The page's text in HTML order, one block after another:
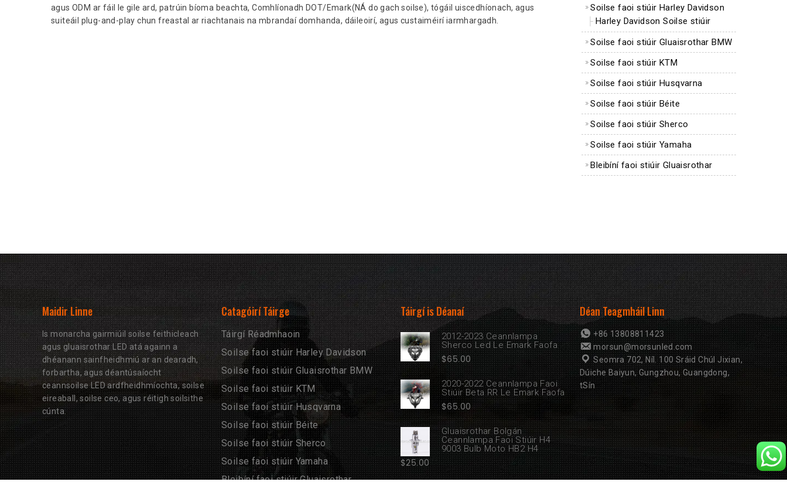
agus ODM ar fáil le gile ard, patrúin bíoma beachta, Comhlíonadh DOT/Emark(NÁ do gach soilse), tógáil uiscedhíonach, agus
suiteáil plug-and-play chun freastal ar riachtanais na mbrandaí domhanda, dáileoirí, agus custaiméirí iarmhargadh.
Soilse faoi stiúir Harley Davidson
Harley Davidson Soilse stiúir
Soilse faoi stiúir Gluaisrothar BMW
Soilse faoi stiúir KTM
Soilse faoi stiúir Husqvarna
Soilse faoi stiúir Béite
Soilse faoi stiúir Sherco
Soilse faoi stiúir Yamaha
Bleibíní faoi stiúir Gluaisrothar
Maidir Linne
Is monarcha gairmiúil soilse feithicleach
agus gluaisrothar LED atá againn a
dhéanann sainfheidhmiú ar an dearadh,
forbartha, agus déantúsaíocht
ceannsoilse LED ardfheidhmíochta, soilse
eireaball, soilse ceo, agus réitigh soilsithe
cúnta.
Catagóirí Táirge
Táirgí Réadmhaoin
Soilse faoi stiúir Harley Davidson
Soilse faoi stiúir Gluaisrothar BMW
Soilse faoi stiúir KTM
Soilse faoi stiúir Husqvarna
Soilse faoi stiúir Béite
Soilse faoi stiúir Sherco
Soilse faoi stiúir Yamaha
Bleibíní faoi stiúir Gluaisrothar
Táirgí is Déanaí
2012-2023 Ceannlampa
Sherco Led Le Emark Faofa
$65.00
2020-2022 Ceannlampa Faoi
Stiúir Beta RR Le Emark Faofa
$65.00
Gluaisrothar Bolgán
Ceannlampa Faoi Stiúir H4
9003 Bulb Moto HB2 H4
$25.00
Déan Teagmháil Linn
+86 13808811423
morsun@morsunled.com
Seomra 702, Níl. 100 Sráid Chúl Jixian,
Dúiche Baiyun, Gungzhou, Guangdong,
tSín